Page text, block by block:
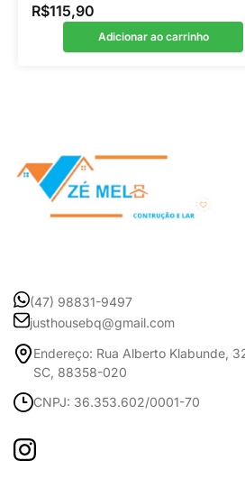
R$115,90
Adicionar ao carrinho
(47) 98831-9497
justhousebq@gmail.com
Endereço: Rua Alberto Klabunde,
SC, 88358-020
CNPJ: 36.353.602/0001-70